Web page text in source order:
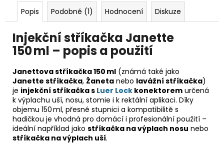
Popis Podobné (1) Hodnocení Diskuze
Injekční stříkačka Janette
150 ml – popis a použití
Janettova stříkačka 150 ml (známá také jako
Janette stříkačka, Žaneta nebo lavážní stříkačka)
je injekční stříkačka s Luer Lock konektorem určená
k výplachu uší, nosu, stomie i k rektální aplikaci. Díky
objemu 150 ml, přesné stupnici a kompatibilitě s
hadičkou je vhodná pro domácí i profesionální použití –
ideální například jako stříkačka na výplach nosu nebo
stříkačka na výplach uší.